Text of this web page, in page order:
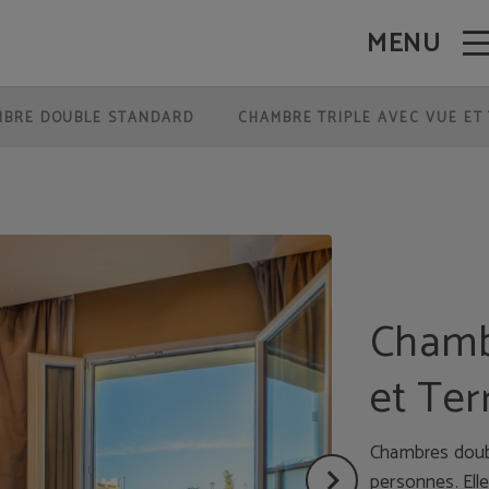
MENU
Site Web Officiel.
DOUBLE STANDARD CHAMBRE TRIPLE AVEC VUE
et
Chambres
personnes.